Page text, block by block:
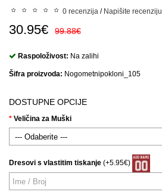
0 recenzija / Napišite recenziju
30.95€ 99.88€
Raspoloživost: Na zalihi
Šifra proizvoda: Nogometnipokloni_105
DOSTUPNE OPCIJE
Veličina za Muški
Dresovi s vlastitim tiskanje (+5.95€)